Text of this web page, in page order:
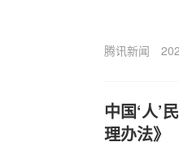
腾讯新闻
中国‘人’
理办法》